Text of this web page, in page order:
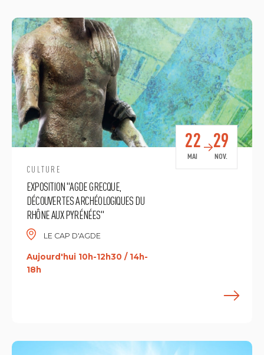
CULTURE
EXPOSITION "AGDE GRECQUE,
DÉCOUVERTES ARCHÉOLOGIQUES DU
RHÔNE AUX PYRÉNÉES"
LE CAP D'AGDE
Aujourd'hui 10h-12h30 / 14h-
18h
22
MAI
29
NOV.